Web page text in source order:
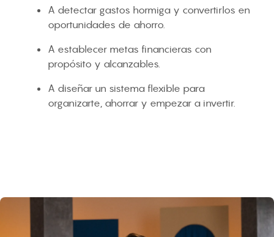
A detectar gastos hormiga y convertirlos en
oportunidades de ahorro.
A establecer metas financieras con
propósito y alcanzables.
A diseñar un sistema flexible para
organizarte, ahorrar y empezar a invertir.